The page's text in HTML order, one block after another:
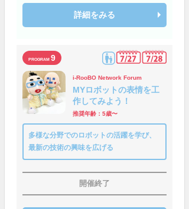
詳細をみる
9
i-RooBO Network Forum
MYロボットの表情を工
作してみよう！
推奨年齢：5歳〜
多様な分野でのロボットの活躍を学び、
最新の技術の興味を広げる
開催終了